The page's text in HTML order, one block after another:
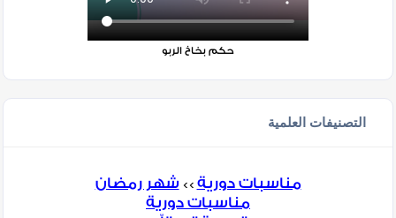
حكم بخاخ الربو
التصنيفات العلمية
مناسبات دورية >> شهر رمضان
مناسبات دورية